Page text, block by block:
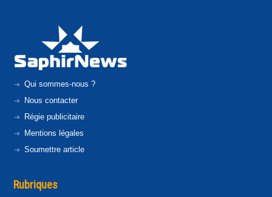
Qui sommes-nous ?
Nous contacter
Régie publicitaire
Mentions légales
Soumettre article
Rubriques